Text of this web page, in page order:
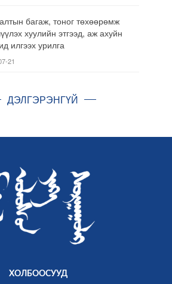
багаж, тоног төхөөрөмж
хуулийн этгээд, аж ахуйн
илгээх урилга
21
ДЭЛГЭРЭНГҮЙ
ХОЛБООСУУД